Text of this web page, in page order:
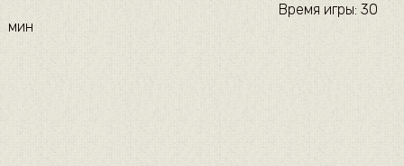
Время игры: 30
мин